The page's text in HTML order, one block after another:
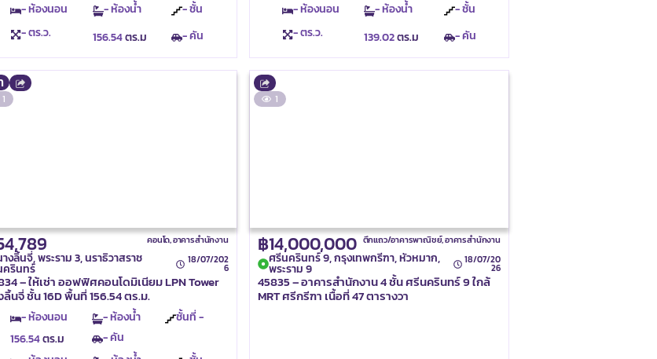
- ห้องนอน
- ห้องน้ำ
- ชั้น
- ตร.ว.
156.54ตร.ม - คัน
- ห้องนอน
- ห้องน้ำ
- ชั้น
- ตร.ว.
139.02ตร.ม - คัน
1
คอนโด,อาคารสำนักงาน
งลิ้นจี่, พระราม 3, นราธิวาสราช
ครินทร์
18/07/202
6
– ให้เช่า ออฟฟิศคอนโดมิเนียม LPN Tower
ลิ้นจี่ ชั้น 16D พื้นที่ 156.54 ตร.ม.
- ห้องนอน - ห้องน้ำ
ชั้นที่ -
156.54ตร.ม
- คัน
1
฿14,000,000 ตึกแถว/อาคารพาณิชย์,อาคารสำนักงาน
ศรีนครินทร์ 9, กรุงเทพกรีฑา, หัวหมาก,
พระราม 9
18/07/20
26
45835 – อาคารสำนักงาน 4 ชั้น ศรีนครินทร์ 9 ใกล้
MRT ศรีกรีฑา เนื้อที่ 47 ตารางวา